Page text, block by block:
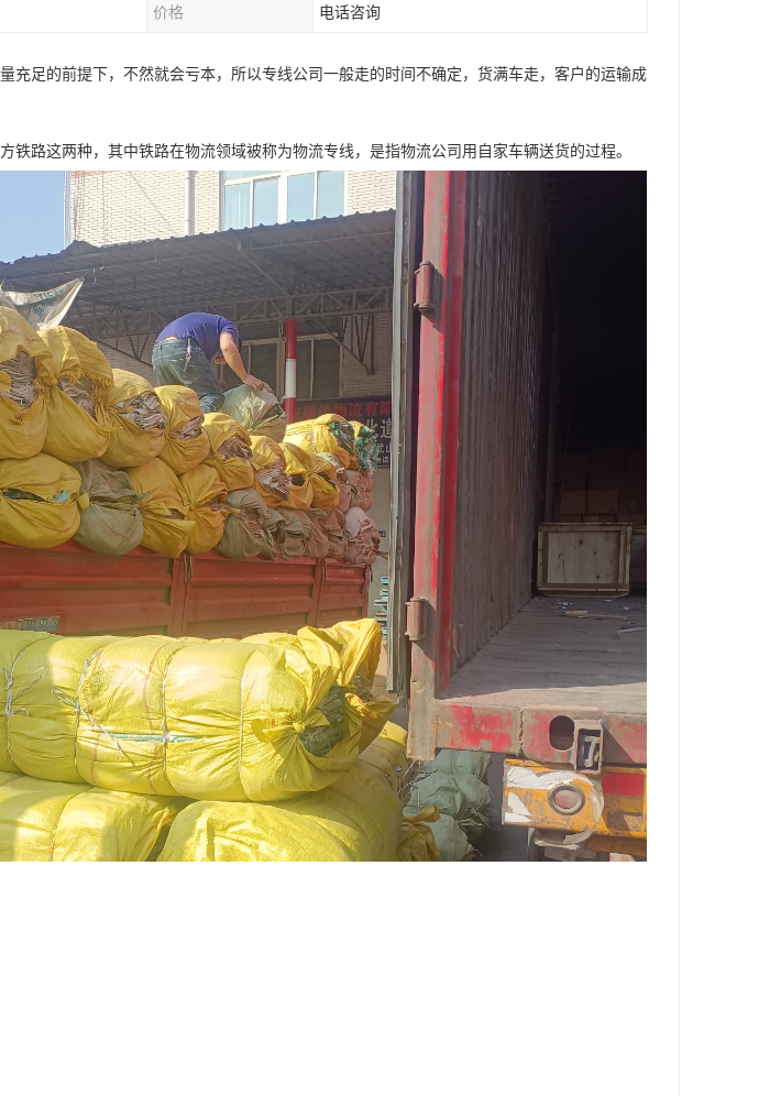
价格 电话咨询
充足的前提下，不然就会亏本，所以专线公司一般走的时间不确定，货满车走，客户的运输成
铁路这两种，其中铁路在物流领域被称为物流专线，是指物流公司用自家车辆送货的过程。